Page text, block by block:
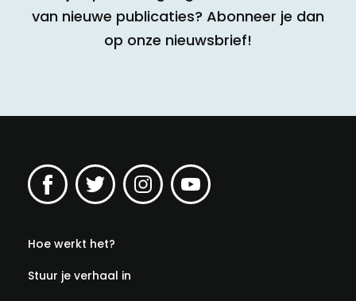
van nieuwe publicaties? Abonneer je dan
op onze nieuwsbrief!
Hoe werkt het?
Stuur je verhaal in